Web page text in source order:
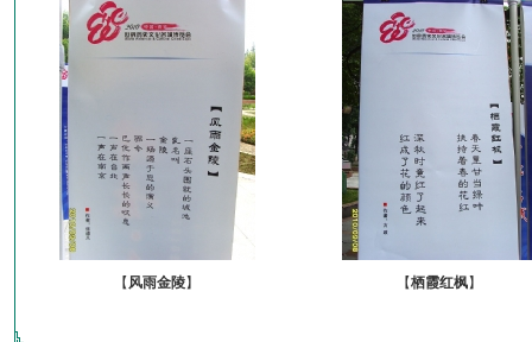
【 风雨金陵】 【栖霞红枫】